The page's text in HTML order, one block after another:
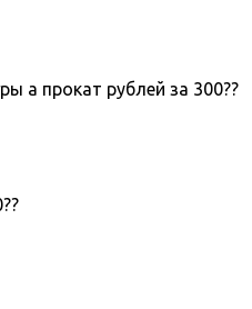
а прокат рублей за 300??